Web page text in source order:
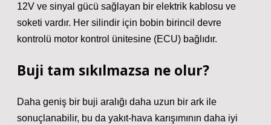
12V ve sinyal gücü sağlayan bir elektrik kablosu ve
soketi vardır. Her silindir için bobin birincil devre
kontrolü motor kontrol ünitesine (ECU) bağlıdır.
Buji tam sıkılmazsa ne olur?
Daha geniş bir buji aralığı daha uzun bir ark ile
sonuçlanabilir, bu da yakıt-hava karışımının daha iyi